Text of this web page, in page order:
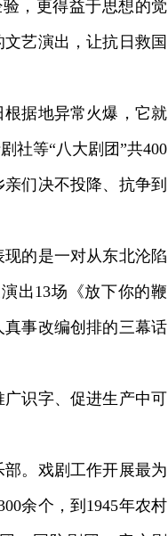
，更得益于思想的觉
艺演出，让抗日救国
据地异常火爆，它就
社等“八大剧团”共400
们决不投降、抗争到
的是一对从东北沦陷
出13场《放下你的鞭
事改编创排的三幕话
识字、促进生产中可
。戏剧工作开展最为
余个，到1945年农村